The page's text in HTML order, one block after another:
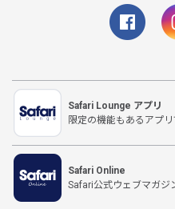
Safari Lounge アプリ
限定の機能もあるアプ
Safari Online
Safari公式ウェブマガジ